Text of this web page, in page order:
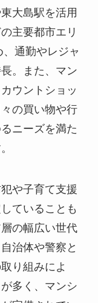
大島駅を活用
主要都市エリ
通勤やレジャ
。また、マン
ウントショッ
の買い物や行
ニーズを満た
や子育て支援
ていることも
の幅広い世代
治体や警察と
り組みによ
多く、マンシ